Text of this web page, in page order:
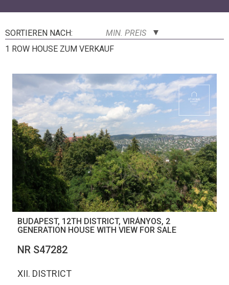
SORTIEREN NACH:
MIN. PREIS
1 ROW HOUSE ZUM VERKAUF
BUDAPEST, 12TH DISTRICT, VIRÁNYOS, 2
GENERATION HOUSE WITH VIEW FOR SALE
NR S47282
XII. DISTRICT